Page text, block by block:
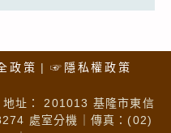
政策 ☞隱私權政策
址： 201013 基隆市東信
處室分機｜傳真：(02)